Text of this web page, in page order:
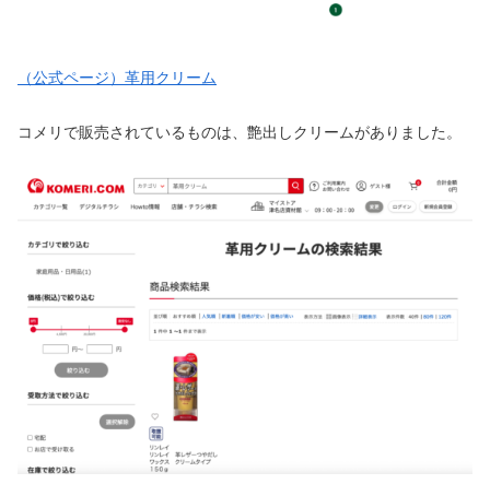
（公式ページ）革用クリーム
コメリで販売されているものは、艶出しクリームがありました。